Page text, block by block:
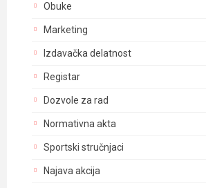
Obuke
Marketing
Izdavačka delatnost
Registar
Dozvole za rad
Normativna akta
Sportski stručnjaci
Najava akcija